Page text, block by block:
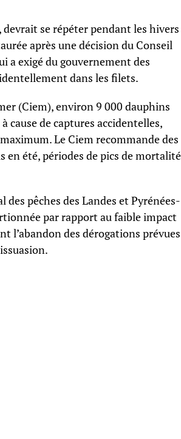
se répéter pendant les hivers
après une décision du Conseil
a exigé du gouvernement des
dans les filets.
(Ciem), environ 9 000 dauphins
cause de captures accidentelles,
Le Ciem recommande des
en été, périodes de pics de mortalité
pêches des Landes et Pyrénées-
par rapport au faible impact
l’abandon des dérogations prévues